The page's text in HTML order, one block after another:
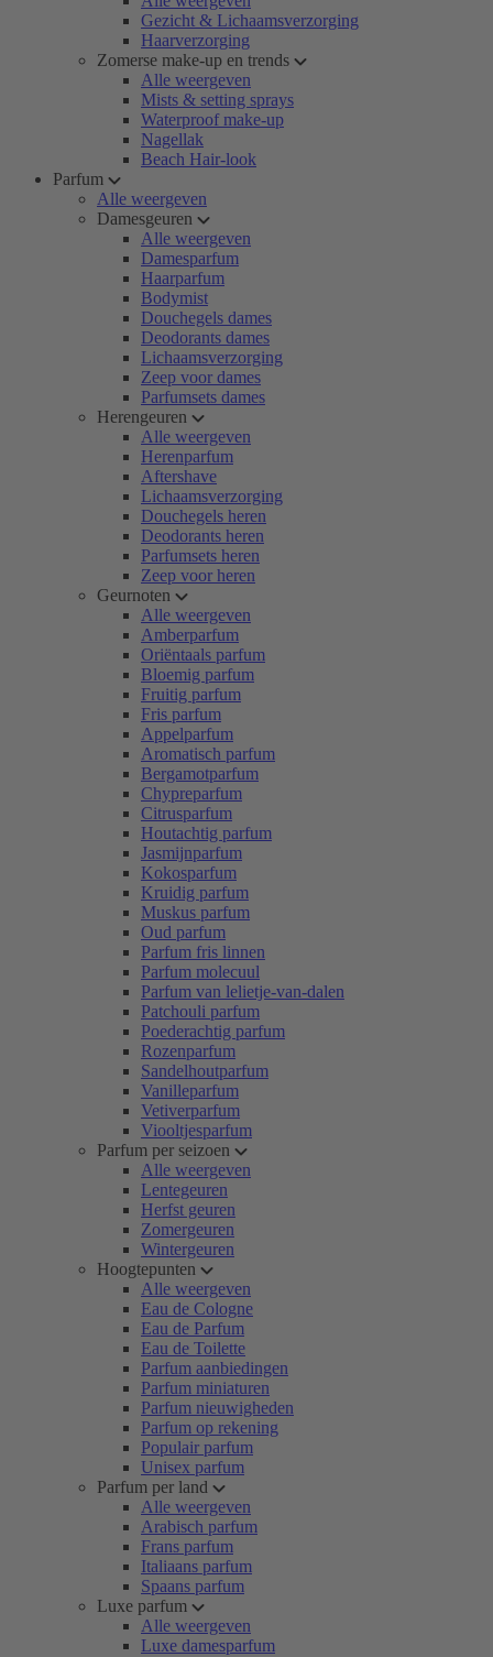
Gezicht & Lichaamsverzorging
Haarverzorging
Zomerse make-up en trends
Alle weergeven
Mists & setting sprays
Waterproof make-up
Nagellak
Beach Hair-look
Parfum
Alle weergeven
Damesgeuren
Alle weergeven
Damesparfum
Haarparfum
Bodymist
Douchegels dames
Deodorants dames
Lichaamsverzorging
Zeep voor dames
Parfumsets dames
Herengeuren
Alle weergeven
Herenparfum
Aftershave
Lichaamsverzorging
Douchegels heren
Deodorants heren
Parfumsets heren
Zeep voor heren
Geurnoten
Alle weergeven
Amberparfum
Oriëntaals parfum
Bloemig parfum
Fruitig parfum
Fris parfum
Appelparfum
Aromatisch parfum
Bergamotparfum
Chypreparfum
Citrusparfum
Houtachtig parfum
Jasmijnparfum
Kokosparfum
Kruidig parfum
Muskus parfum
Oud parfum
Parfum fris linnen
Parfum molecuul
Parfum van lelietje-van-dalen
Patchouli parfum
Poederachtig parfum
Rozenparfum
Sandelhoutparfum
Vanilleparfum
Vetiverparfum
Viooltjesparfum
Parfum per seizoen
Alle weergeven
Lentegeuren
Herfst geuren
Zomergeuren
Wintergeuren
Hoogtepunten
Alle weergeven
Eau de Cologne
Eau de Parfum
Eau de Toilette
Parfum aanbiedingen
Parfum miniaturen
Parfum nieuwigheden
Parfum op rekening
Populair parfum
Unisex parfum
Parfum per land
Alle weergeven
Arabisch parfum
Frans parfum
Italiaans parfum
Spaans parfum
Luxe parfum
Alle weergeven
Luxe damesparfum